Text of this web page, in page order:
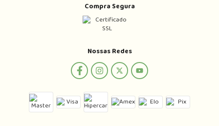
Compra Segura
Nossas Redes